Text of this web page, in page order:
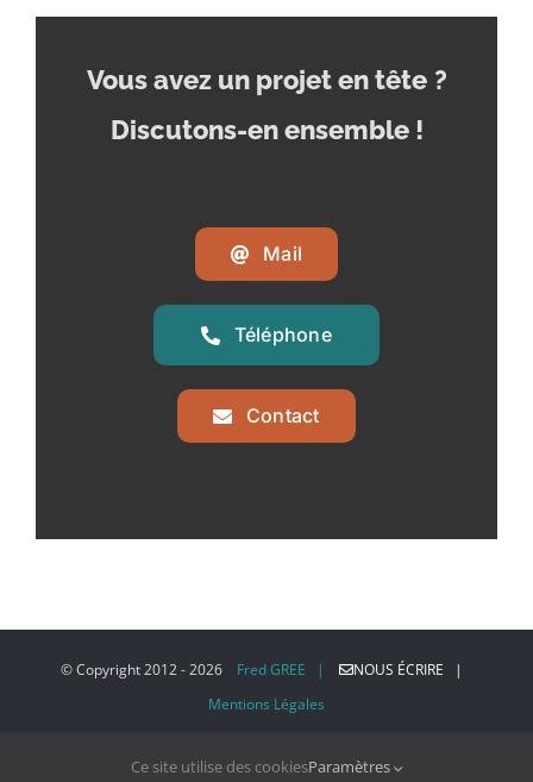
Vous avez un projet en tête ?
Discutons-en ensemble !
Mail
Téléphone
Contact
© Copyright 2012 -2026 Fred GREE |
NOUS ÉCRIRE |
Mentions Légales
Ce site utilise des cookiesParamètres